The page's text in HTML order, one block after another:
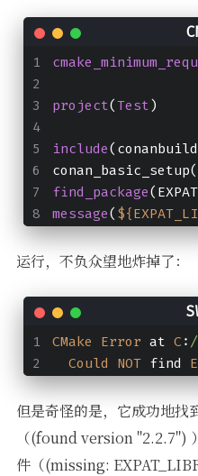
project(Test)
include
find_package
message(
运行，不负众望地炸掉了：
CMake Error at C :
Could NOT find
但是奇怪的是，它成功地找
（(found version "2.2.7")
件（(missing: